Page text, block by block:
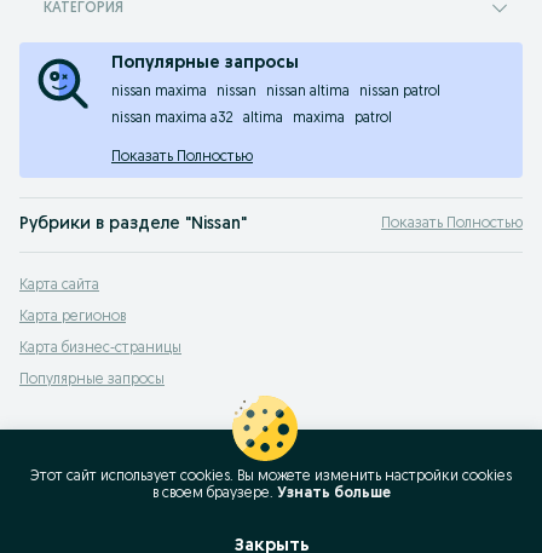
КАТЕГОРИЯ
Популярные запросы
nissan maxima nissan nissan altima
nissan patrol
nissan maxima a32
altima maxima patrol
Показать Полностью
Рубрики в разделе "Nissan"
100NX,180SX,200SX,240SX,280Zx,300ZX,350Z,AD,Almera,Altima,Armada
Показать Полностью
Карта сайта
Карта регионов
Карта бизнес-страницы
Популярные запросы
Этот сайт использует cookies. Вы можете изменить настройки cookies
в своeм браузере. Узнать больше
Закрыть